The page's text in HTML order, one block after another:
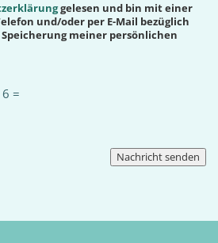
gelesen und bin mit einer
und/oder per E-Mail bezüglich
meiner persönlichen
=